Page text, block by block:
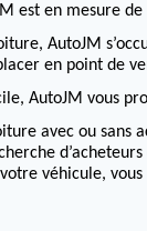
est en mesure
AutoJM
en point de
AutoJM vous
avec ou sans
véhicule,